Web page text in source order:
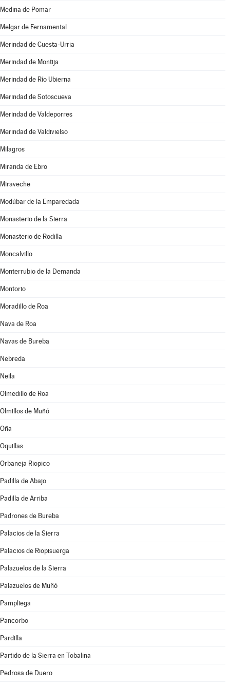
Medina de Pomar
Melgar de Fernamental
Merindad de Cuesta-Urria
Merindad de Montija
Merindad de Río Ubierna
Merindad de Sotoscueva
Merindad de Valdeporres
Merindad de Valdivielso
Milagros
Miranda de Ebro
Miraveche
Modúbar de la Emparedada
Monasterio de la Sierra
Monasterio de Rodilla
Moncalvillo
Monterrubio de la Demanda
Montorio
Moradillo de Roa
Nava de Roa
Navas de Bureba
Nebreda
Neila
Olmedillo de Roa
Olmillos de Muñó
Oña
Oquillas
Orbaneja Riopico
Padilla de Abajo
Padilla de Arriba
Padrones de Bureba
Palacios de la Sierra
Palacios de Riopisuerga
Palazuelos de la Sierra
Palazuelos de Muñó
Pampliega
Pancorbo
Pardilla
Partido de la Sierra en Tobalina
Pedrosa de Duero